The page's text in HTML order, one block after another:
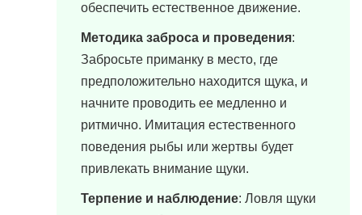
обеспечить естественное движение.
Методика заброса и проведения:
Забросьте приманку в место, где
предположительно находится щука, и
начните проводить ее медленно и
ритмично. Имитация естественного
поведения рыбы или жертвы будет
привлекать внимание щуки.
Терпение и наблюдение: Ловля щуки